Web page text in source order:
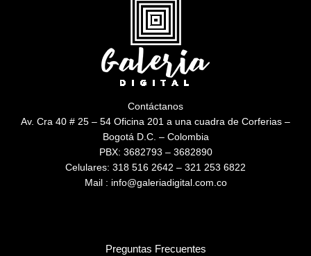
Contáctanos
Av. Cra 40 # 25 – 54 Oficina 201 a una cuadra de Corferias –
Bogotá D.C. – Colombia
PBX: 3682793 – 3682890
Celulares: 318 516 2642 – 321 253 6822
Mail : info@galeriadigital.com.co
Preguntas Frecuentes